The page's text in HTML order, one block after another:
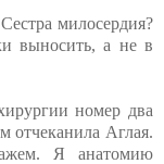
милосердия?
выносить, а не в
номер два
Аглая.
Я анатомию